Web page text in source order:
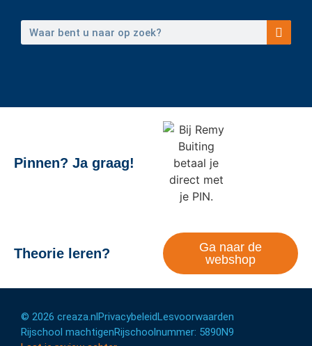
Pinnen? Ja graag!
Theorie leren?
Ga naar de
webshop
© 2026 creaza.nl Privacybeleid Lesvoorwaarden
Rijschool machtigenRijschoolnummer: 5890N9